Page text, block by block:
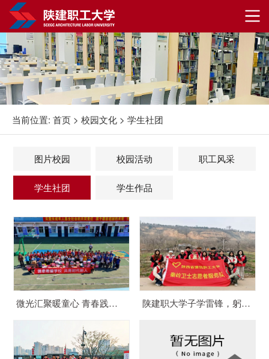
当前位置: 首页 > 校园文化 > 学生社团
图片校园 校园活动 职工风采
学生社团 学生作品
微光汇聚暖童心 青春践行显担当 -两校开展“情牵希望学校 共育时代新人”主题团日活动 陕建职大学子学雷锋，躬身护河践担当